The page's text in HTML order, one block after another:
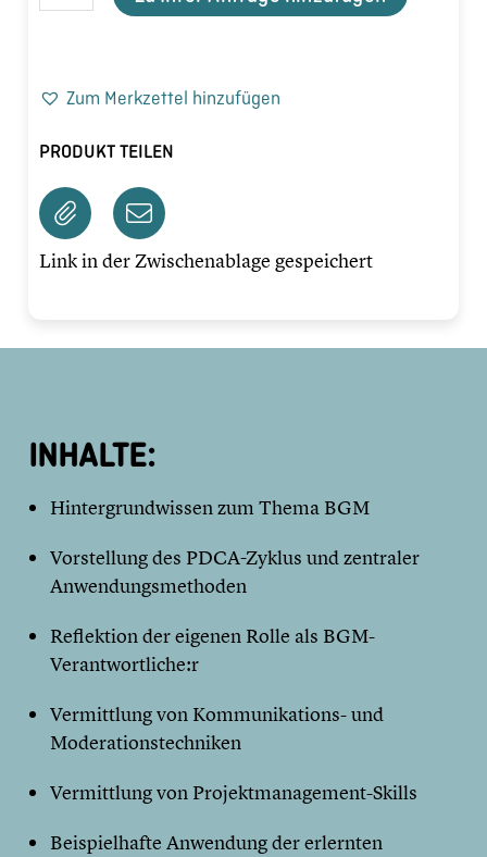
Zum Merkzettel hinzufügen
PRODUKT TEILEN
Link in der Zwischenablage gespeichert
INHALTE:
Hintergrundwissen zum Thema BGM
Vorstellung des PDCA-Zyklus und zentraler
Anwendungsmethoden
Reflektion der eigenen Rolle als BGM-
Verantwortliche:r
Vermittlung von Kommunikations- und
Moderationstechniken
Vermittlung von Projektmanagement-Skills
Beispielhafte Anwendung der erlernten